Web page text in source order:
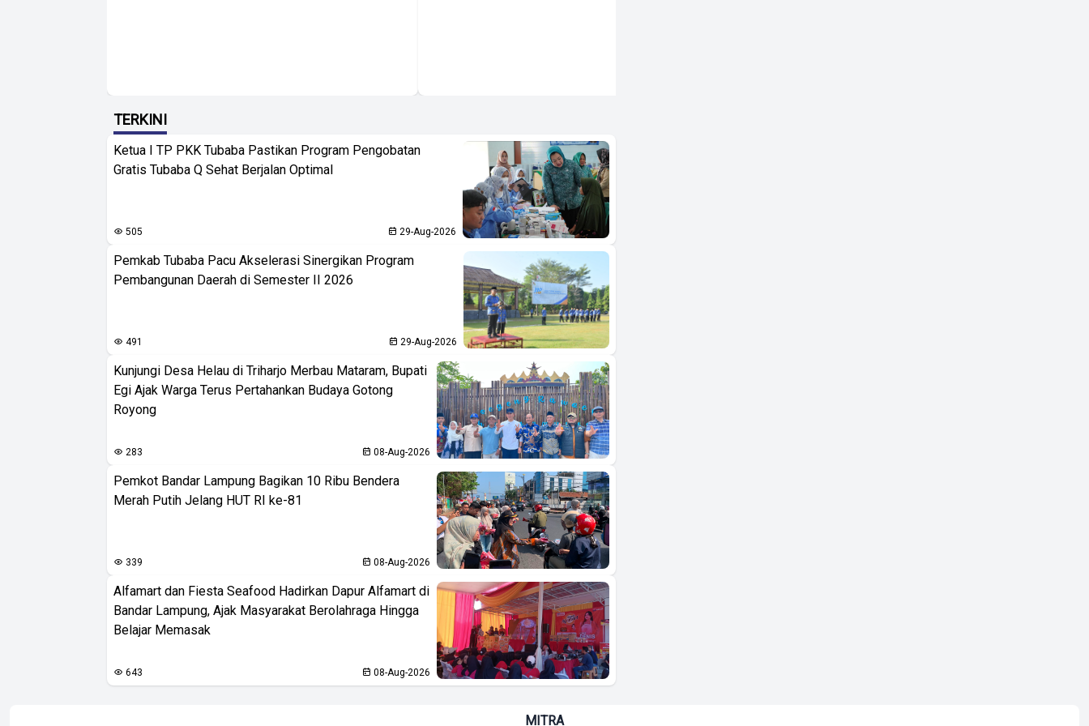
TERKINI
Ketua I TP PKK Tubaba Pastikan Program Pengobatan
Gratis Tubaba Q Sehat Berjalan Optimal
505 29-Aug-2026
Pemkab Tubaba Pacu Akselerasi Sinergikan Program
Pembangunan Daerah di Semester II 2026
491 29-Aug-2026
Kunjungi Desa Helau di Triharjo Merbau Mataram, Bupati
Egi Ajak Warga Terus Pertahankan Budaya Gotong
Royong
283 08-Aug-2026
Pemkot Bandar Lampung Bagikan 10 Ribu Bendera
Merah Putih Jelang HUT RI ke-81
339 08-Aug-2026
Alfamart dan Fiesta Seafood Hadirkan Dapur Alfamart di
Bandar Lampung, Ajak Masyarakat Berolahraga Hingga
Belajar Memasak
643 08-Aug-2026
MITRA